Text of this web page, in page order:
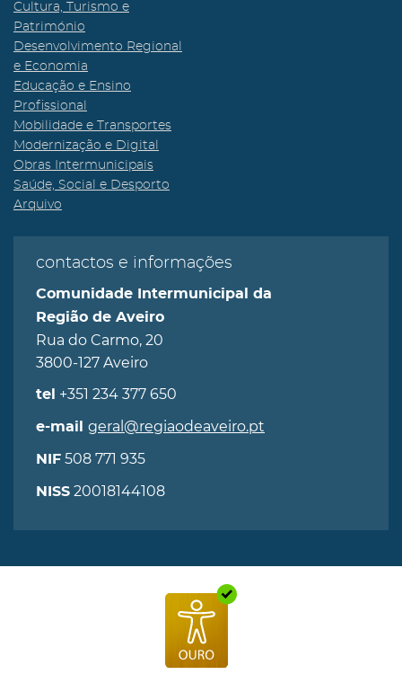
Cultura, Turismo e
Património
Desenvolvimento Regional
e Economia
Educação e Ensino
Profissional
Mobilidade e Transportes
Modernização e Digital
Obras Intermunicipais
Saúde, Social e Desporto
Arquivo
contactos e informações
Comunidade Intermunicipal da
Região de Aveiro
Rua do Carmo, 20
3800-127 Aveiro
tel +351 234 377 650
e-mail geral@regiaodeaveiro.pt
NIF 508 771 935
NISS 20018144108